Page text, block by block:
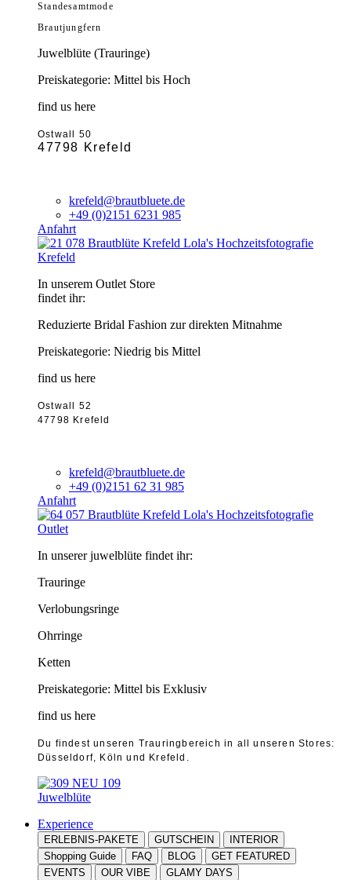
Standesamtmode
Brautjungfern
Juwelblüte (Trauringe)
Preiskategorie: Mittel bis Hoch
find us here
Ostwall 50
47798 Krefeld
krefeld@brautbluete.de
+49 (0)2151 6231 985
Anfahrt
Krefeld
In unserem Outlet Store
findet ihr:
Reduzierte Bridal Fashion zur direkten Mitnahme
Preiskategorie: Niedrig bis Mittel
find us here
Ostwall 52
47798 Krefeld
krefeld@brautbluete.de
+49 (0)2151 62 31 985
Anfahrt
Outlet
In unserer juwelblüte findet ihr:
Trauringe
Verlobungsringe
Ohrringe
Ketten
Preiskategorie: Mittel bis Exklusiv
find us here
Du findest unseren Trauringbereich in all unseren Stores:
Düsseldorf, Köln und Krefeld.
Juwelblüte
Experience
ERLEBNIS-PAKETE GUTSCHEIN
INTERIOR
Shopping Guide
FAQ BLOG
GET FEATURED
EVENTS
OUR VIBE GLAMY DAYS